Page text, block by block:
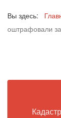
Вы здесь:
оштрафовали